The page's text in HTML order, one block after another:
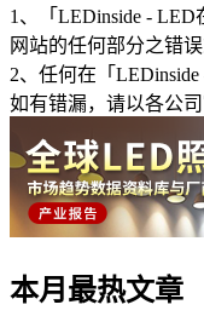
1、「LEDinside -
网站的任何部分之错误
2、任何在「
如有错漏，请以各公
本月最热文章